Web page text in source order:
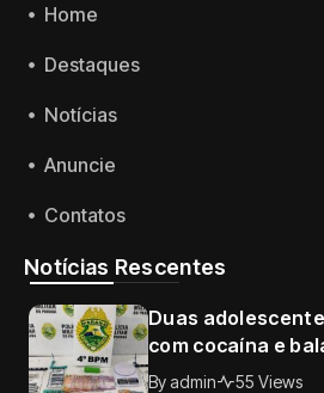
Home
Destaques
Notícias
Anuncie
Contatos
Notícias Rescentes
Duas
com cocaína e
no Conjunto
Byadmin 55 Views